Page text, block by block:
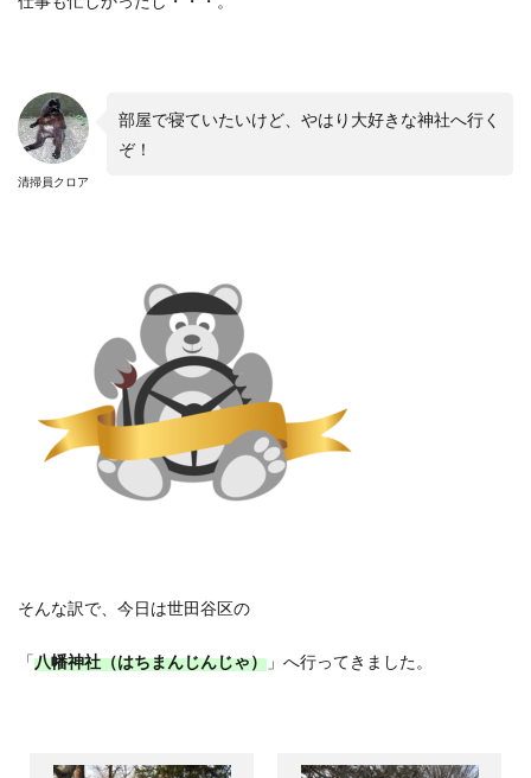
清掃員クロア
部屋で寝ていたいけど、やはり大好きな神社へ行く
ぞ！
そんな訳で、今日は世田谷区の
「八幡神社（はちまんじんじゃ） 」へ行ってきました。